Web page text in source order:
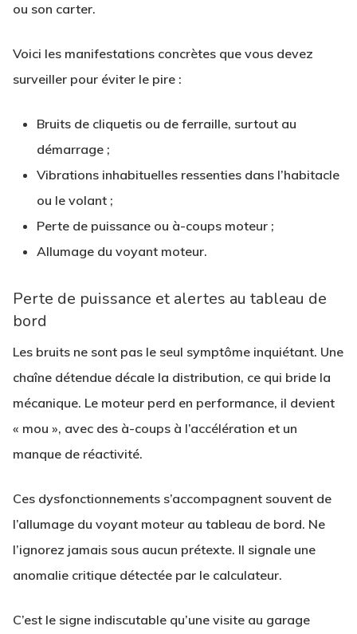
ou son carter.
Voici les manifestations concrètes que vous devez
surveiller pour éviter le pire :
Bruits de cliquetis ou de ferraille, surtout au
démarrage ;
Vibrations inhabituelles ressenties dans l’habitacle
ou le volant ;
Perte de puissance ou à-coups moteur ;
Allumage du voyant moteur.
Perte de puissance et alertes au tableau de
bord
Les bruits ne sont pas le seul symptôme inquiétant. Une
chaîne détendue décale la distribution, ce qui bride la
mécanique. Le moteur perd en performance, il devient
« mou », avec des à-coups à l’accélération et un
manque de réactivité.
Ces dysfonctionnements s’accompagnent souvent de
l’allumage du voyant moteur au tableau de bord. Ne
l’ignorez jamais sous aucun prétexte. Il signale une
anomalie critique détectée par le calculateur.
C’est le signe indiscutable qu’une visite au garage